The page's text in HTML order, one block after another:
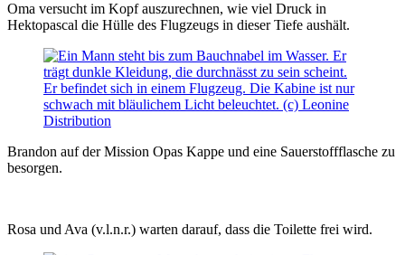
Oma versucht im Kopf auszurechnen, wie viel Druck in
Hektopascal die Hülle des Flugzeugs in dieser Tiefe aushält.
Brandon auf der Mission Opas Kappe und eine Sauerstoffflasche zu
besorgen.
Rosa und Ava (v.l.n.r.) warten darauf, dass die Toilette frei wird.